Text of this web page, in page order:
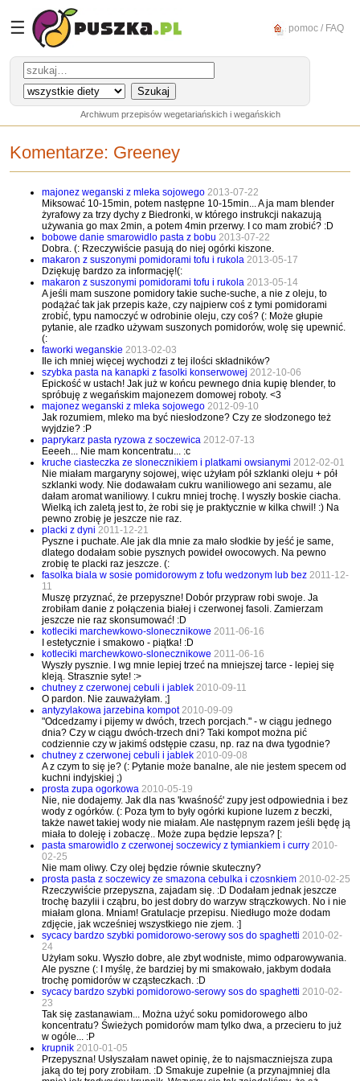
☰ pomoc / FAQ
Archiwum przepisów wegetariańskich i wegańskich
Komentarze: Greeney
majonez weganski z mleka sojowego 2013-07-22
Miksować 10-15min, potem następne 10-15min... A ja mam blender
żyrafowy za trzy dychy z Biedronki, w którego instrukcji nakazują
używania go max 2min, a potem 4min przerwy. I co mam zrobić? :D
bobowe danie smarowidlo pasta z bobu 2013-07-22
Dobra. (: Rzeczywiście pasują do niej ogórki kiszone.
makaron z suszonymi pomidorami tofu i rukola 2013-05-17
Dziękuję bardzo za informację!(:
makaron z suszonymi pomidorami tofu i rukola 2013-05-14
A jeśli mam suszone pomidory takie suche-suche, a nie z oleju, to
podążać tak jak przepis każe, czy najpierw coś z tymi pomidorami
zrobić, typu namoczyć w odrobinie oleju, czy coś? (: Może głupie
pytanie, ale rzadko używam suszonych pomidorów, wolę się upewnić.
(:
faworki weganskie 2013-02-03
Ile ich mniej więcej wychodzi z tej ilości składników?
szybka pasta na kanapki z fasolki konserwowej 2012-10-06
Epickość w ustach! Jak już w końcu pewnego dnia kupię blender, to
spróbuję z wegańskim majonezem domowej roboty. <3
majonez weganski z mleka sojowego 2012-09-10
Jak rozumiem, mleko ma być niesłodzone? Czy ze słodzonego też
wyjdzie? :P
paprykarz pasta ryzowa z soczewica 2012-07-13
Eeeeh... Nie mam koncentratu... :c
kruche ciasteczka ze slonecznikiem i platkami owsianymi 2012-02-01
Nie miałam margaryny sojowej, więc użyłam pół szklanki oleju + pół
szklanki wody. Nie dodawałam cukru waniliowego ani sezamu, ale
dałam aromat waniliowy. I cukru mniej trochę. I wyszły boskie ciacha.
Wielką ich zaletą jest to, że robi się je praktycznie w kilka chwil! :) Na
pewno zrobię je jeszcze nie raz.
placki z dyni 2011-12-21
Pyszne i puchate. Ale jak dla mnie za mało słodkie by jeść je same,
dlatego dodałam sobie pysznych powideł owocowych. Na pewno
zrobię te placki raz jeszcze. (:
fasolka biala w sosie pomidorowym z tofu wedzonym lub bez 2011-12-
11
Muszę przyznać, że przepyszne! Dobór przypraw robi swoje. Ja
zrobiłam danie z połączenia białej i czerwonej fasoli. Zamierzam
jeszcze nie raz skonsumować! :D
kotleciki marchewkowo-slonecznikowe 2011-06-16
I estetycznie i smakowo - piątka! :D
kotleciki marchewkowo-slonecznikowe 2011-06-16
Wyszły pysznie. I wg mnie lepiej trzeć na mniejszej tarce - lepiej się
kleją. Strasznie syte! :>
chutney z czerwonej cebuli i jablek 2010-09-11
O pardon. Nie zauważyłam. ;]
antyzylakowa jarzebina kompot2010-09-09
"Odcedzamy i pijemy w dwóch, trzech porcjach." - w ciągu jednego
dnia? Czy w ciągu dwóch-trzech dni? Taki kompot można pić
codziennie czy w jakimś odstępie czasu, np. raz na dwa tygodnie?
chutney z czerwonej cebuli i jablek 2010-09-08
A z czym to się je? (: Pytanie może banalne, ale nie jestem specem od
kuchni indyjskiej ;)
prosta zupa ogorkowa 2010-05-19
Nie, nie dodajemy. Jak dla nas 'kwaśność' zupy jest odpowiednia i bez
wody z ogórków. (: Poza tym to były ogórki kupione luzem z beczki,
także nawet takiej wody nie miałam. Ale następnym razem jeśli będę ją
miała to doleję i zobaczę.. Może zupa będzie lepsza? [:
pasta smarowidlo z czerwonej soczewicy z tymiankiem i curry 2010-
02-25
Nie mam oliwy. Czy olej będzie równie skuteczny?
prosta pasta z soczewicy ze smazona cebulka i czosnkiem 2010-02-25
Rzeczywiście przepyszna, zajadam się. :D Dodałam jednak jeszcze
trochę bazylii i cząbru, bo jest dobry do warzyw strączkowych. No i nie
miałam glona. Mniam! Gratulacje przepisu. Niedługo może dodam
zdjęcie, jak wcześniej wszystkiego nie zjem. :]
sycacy bardzo szybki pomidorowo-serowy sos do spaghetti 2010-02-
24
Użyłam soku. Wyszło dobre, ale zbyt wodniste, mimo odparowywania.
Ale pyszne (: I myślę, że bardziej by mi smakowało, jakbym dodała
trochę pomidorów w cząsteczkach. :D
sycacy bardzo szybki pomidorowo-serowy sos do spaghetti 2010-02-
23
Tak się zastanawiam... Można użyć soku pomidorowego albo
koncentratu? Świeżych pomidorów mam tylko dwa, a przecieru to już
w ogóle... :P
krupnik 2010-01-05
Przepyszna! Usłyszałam nawet opinię, że to najsmaczniejsza zupa
jaką do tej pory zrobiłam. :D Smakuje zupełnie (a przynajmniej dla